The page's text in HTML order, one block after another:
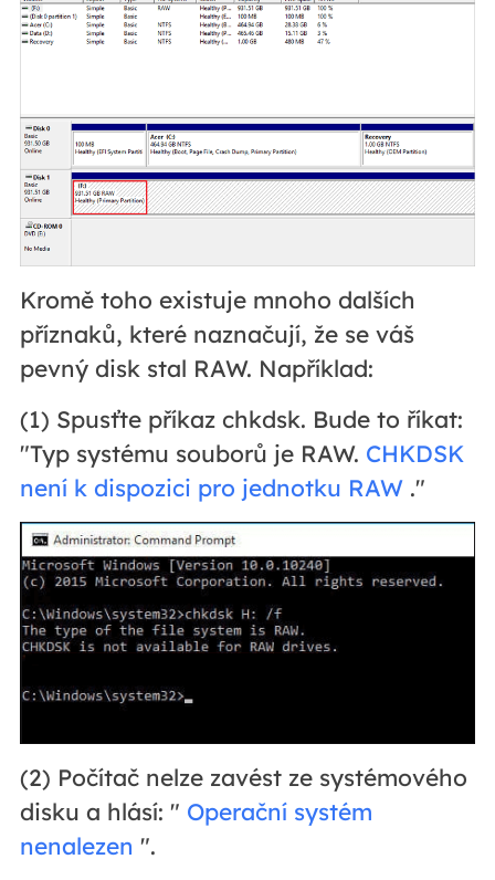
Kromě toho existuje mnoho dalších
příznaků, které naznačují, že se váš
pevný disk stal RAW. Například:
(1) Spusťte příkaz chkdsk. Bude to říkat:
"Typ systému souborů je RAW. CHKDSK
není k dispozici pro jednotku RAW."
(2) Počítač nelze zavést ze systémového
disku a hlásí: " Operační systém
nenalezen ".